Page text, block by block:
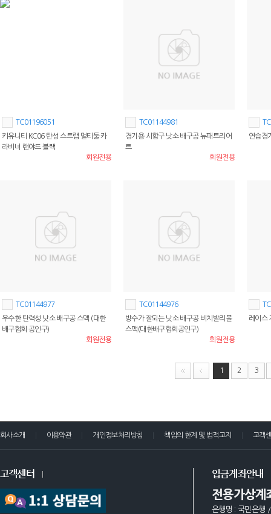
TC01196051
키유니티 KC06 탄성 스트랩 멀티툴 카
라비너 랜야드 블랙
회원전용
TC01144981
경기용 시합구 낫소 배구공 뉴패트리어
트
회원전용
연습경
TC01144977
우수한 탄력성 낫소 배구공 스맥 (대한
배구협회 공인구)
회원전용
TC01144976
방수가 잘되는 낫소 배구공 비치발리볼
스맥(대한배구협회공인구)
회원전용
레이스
1 2 3
회사소개 이용약관 개인정보처리방침 책임의 한계 및 법적고지 고객
고객센터 입금계좌안내
전용가상계
은행명 : 국민은행